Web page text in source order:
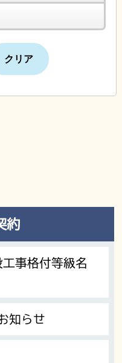
約
事格付等級名
知らせ